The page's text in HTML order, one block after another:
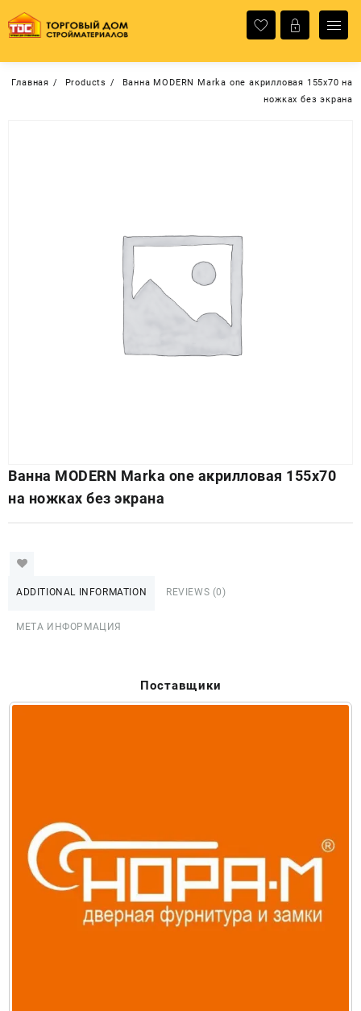
содержимому
Главная Products
Ванна MODERN Marka one акрилловая 155х70 на
ножках без экрана
Ванна MODERN Marka one акрилловая 155х70
на ножках без экрана
ADDITIONAL INFORMATION REVIEWS (0)
МЕТА ИНФОРМАЦИЯ
Поставщики